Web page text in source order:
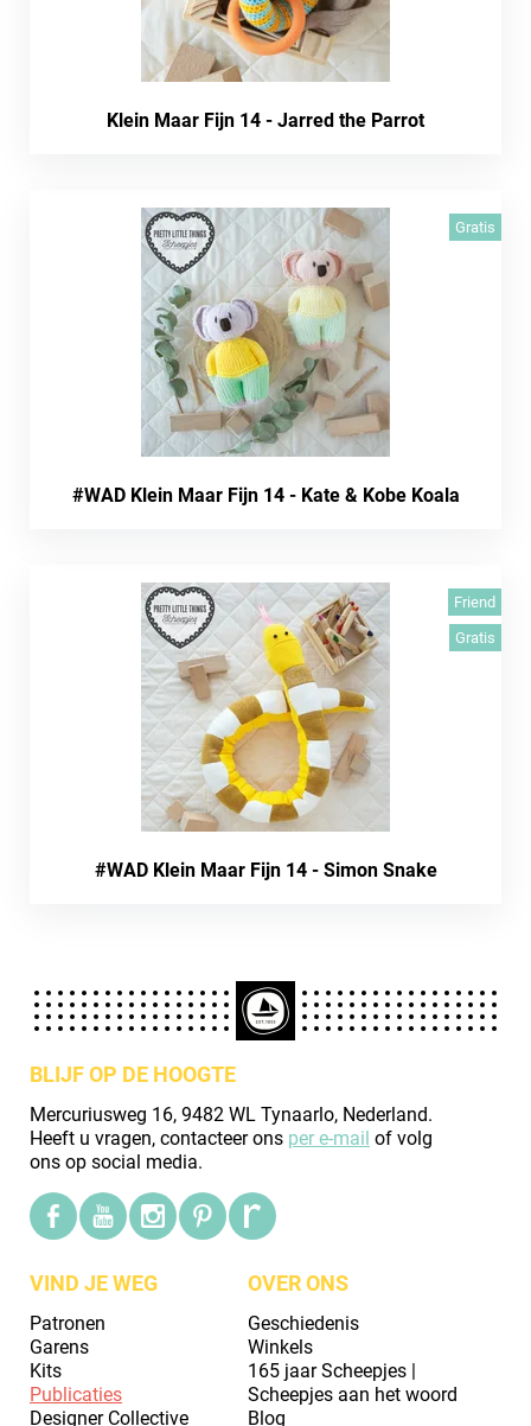
Klein Maar Fijn 14 - Jarred the Parrot
Gratis
#WAD Klein Maar Fijn 14 - Kate & Kobe Koala
Friend
Gratis
#WAD Klein Maar Fijn 14 - Simon Snake
BLIJF OP DE HOOGTE
Mercuriusweg 16, 9482 WL Tynaarlo, Nederland.
Heeft u vragen, contacteer ons per e-mail of volg
ons op social media.
VIND JE WEG
Patronen
Garens
Kits
Publicaties
Designer Collective
OVER ONS
Geschiedenis
Winkels
165 jaar Scheepjes |
Scheepjes aan het woord
Blog